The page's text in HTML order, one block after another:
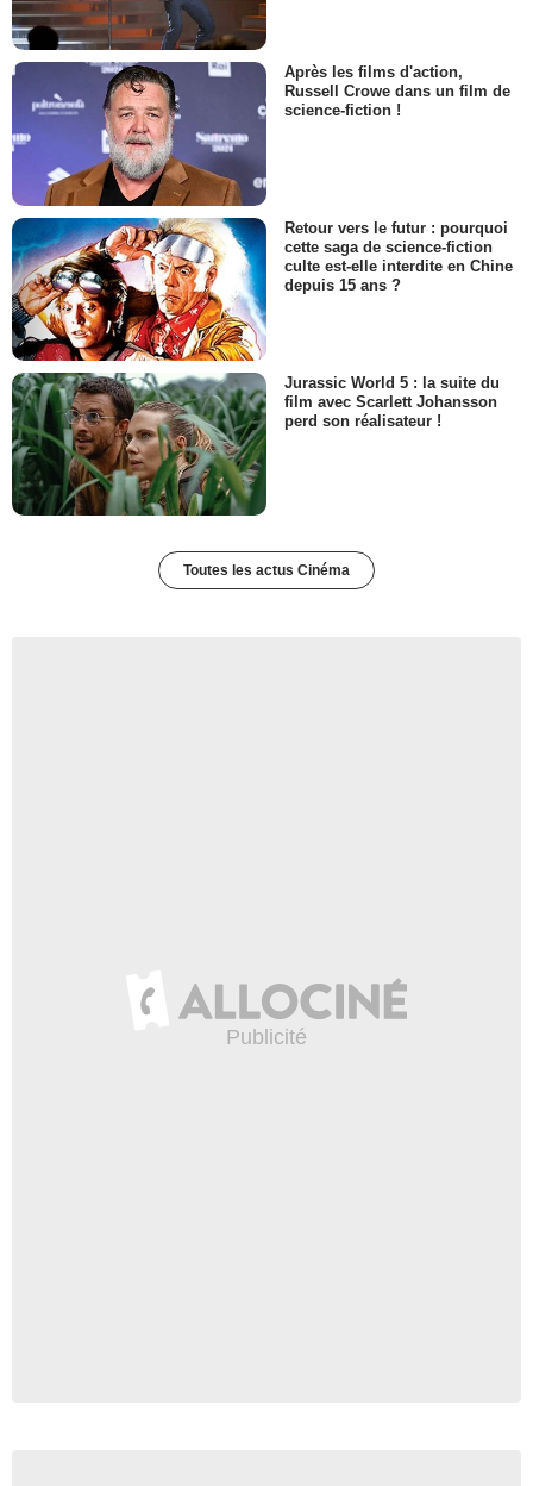
Après les films d'action,
Russell Crowe dans un film de
science-fiction !
Retour vers le futur : pourquoi
cette saga de science-fiction
culte est-elle interdite en Chine
depuis 15 ans ?
Jurassic World 5 : la suite du
film avec Scarlett Johansson
perd son réalisateur !
Toutes les actus Cinéma